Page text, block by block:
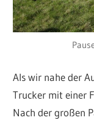
Als wir nahe der
Trucker mit einer
Nach der großen